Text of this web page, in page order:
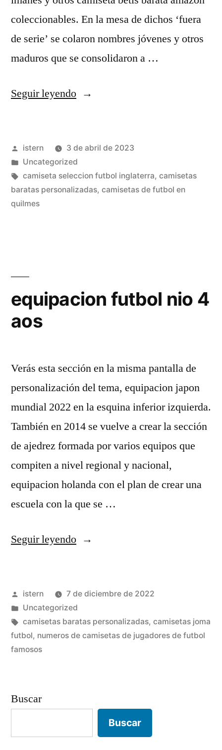
coleccionables. En la mesa de dichos ‘fuera
de serie’ se colaron nombres jóvenes y otros
maduros que se consolidaron a …
Seguir leyendo«equipaciones
Publicado
por
istern
3 de abril de 2023
Publicado
en
Uncategorized
Etiquetas:
camiseta seleccion futbol inglaterra, camisetas
baratas personalizadas, camisetas de futbol en
quilmes
equipacion futbol nio 4
aos
Verás esta sección en la misma pantalla de
personalización del tema, equipacion japon
mundial 2022 en la esquina inferior izquierda.
También en 2014 se vuelve a crear la sección
de ajedrez formada por varios equipos que
compiten a nivel regional y nacional,
equipacion holanda con el plan de crear una
escuela con la que se …
Seguir leyendo«equipacion
4
aos»
Publicado
por
istern
7 de diciembre de 2022
Publicado
en
Uncategorized
Etiquetas:
camisetas baratas personalizadas, camisetas joma
futbol, numeros de camisetas de jugadores de futbol
famosos
Buscar
Buscar